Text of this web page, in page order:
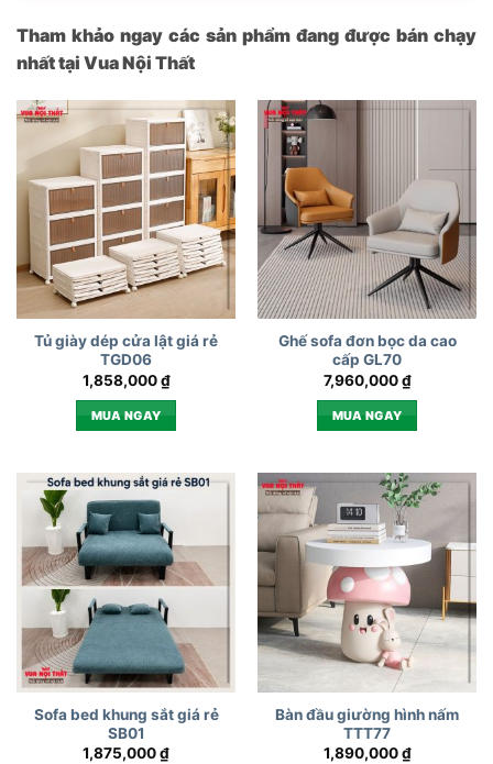
Tham khảo ngay các sản phẩm đang được bán chạy
nhất tại Vua Nội Thất
Tủ giày dép cửa lật giá rẻ
TGD06
1,858,000₫
MUA NGAY
Ghế sofa đơn bọc da cao
cấp GL70
7,960,000₫
MUA NGAY
Sofa bed khung sắt giá rẻ
SB01
1,875,000₫
Bàn đầu giường hình nấm
TTT77
1,890,000₫